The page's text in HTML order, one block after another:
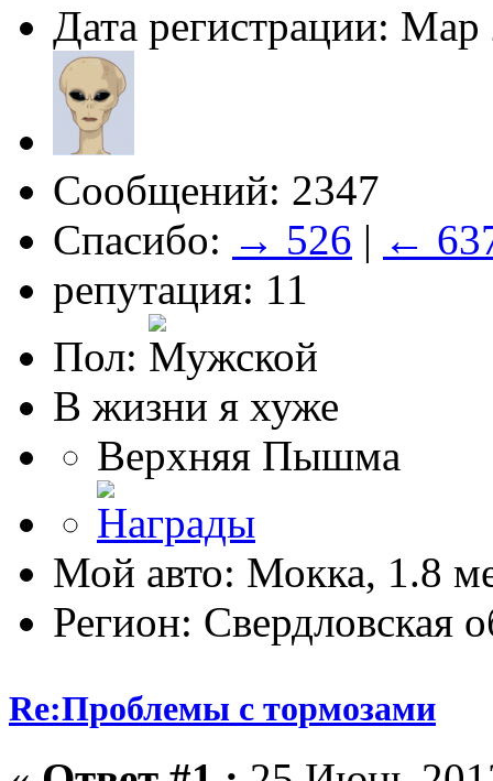
Дата регистрации: Мар
Сообщений: 2347
Спасибо: → 526 | ←
репутация: 11
Пол:
В жизни я хуже
Верхняя Пышма
Мой авто: Мокка, 1.8
Регион: Свердловская
Re:Проблемы с тормозами